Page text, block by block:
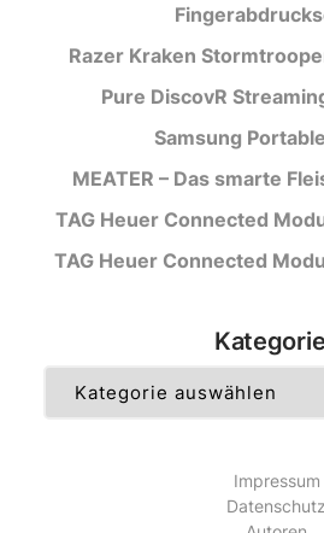
Razer Kraken
Pure DiscovR
Samsung
MEATER – Das smarte
TAG Heuer Connected
TAG Heuer Connected
Impressum
Datenschutz